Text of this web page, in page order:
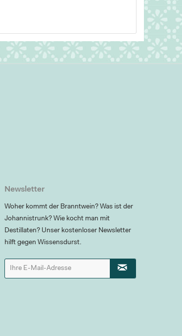
Newsletter
Woher kommt der Branntwein? Was ist der
Johannistrunk? Wie kocht man mit
Destillaten? Unser kostenloser Newsletter
hilft gegen Wissensdurst.